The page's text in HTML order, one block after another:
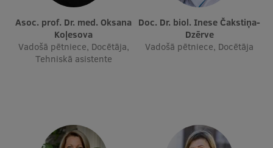
Studentu dzīve
Studiju norises vietas
Struktūra
Asoc. prof. Dr. med. Oksana
Koļesova
Vadošā pētniece, Docētāja,
Tehniskā asistente
Doc. Dr. biol. Inese Čakstiņa-
Dzērve
Vadošā pētniece, Docētāja